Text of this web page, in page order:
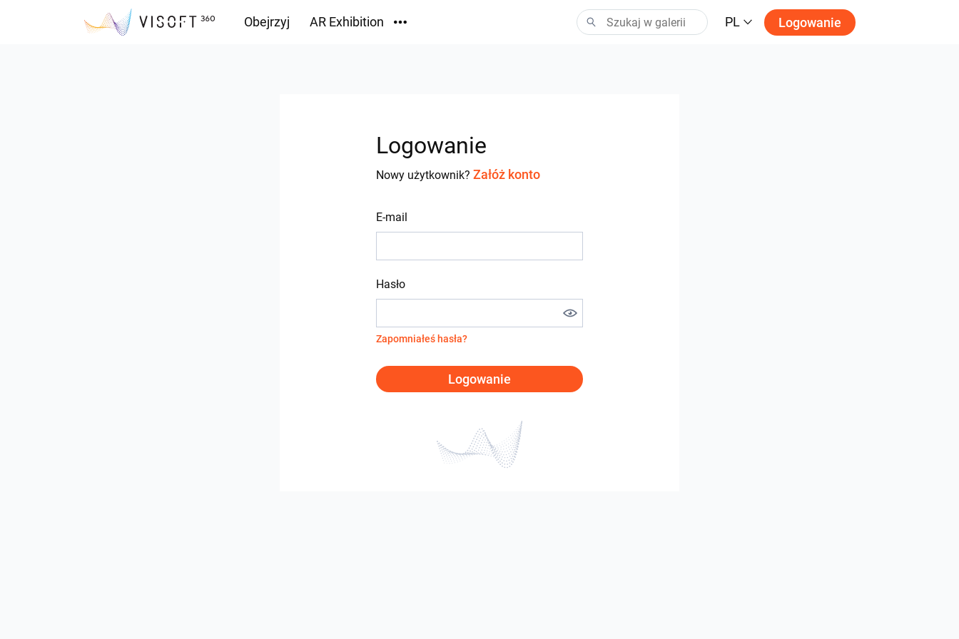
Obejrzyj AR Exhibition PL Logowanie
Logowanie
Nowy użytkownik? Załóż konto
E-mail
Hasło
Zapomniałeś hasła?
Logowanie